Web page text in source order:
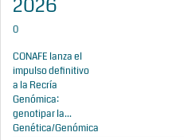
2026
0
CONAFE lanza el
impulso definitivo
a la Recría
Genómica:
genotipar la...
Genética/Genómica